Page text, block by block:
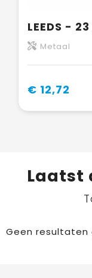
Metaal
€ 12,72
Laatst
Geen resultaten